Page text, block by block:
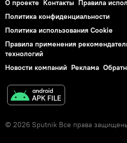
О проекте Контакты Правила
Политика конфиденциальности
Политика использования Cookie
Правила применения
технологий
Новости компаний Реклама
© 2026 Sputnik Все права